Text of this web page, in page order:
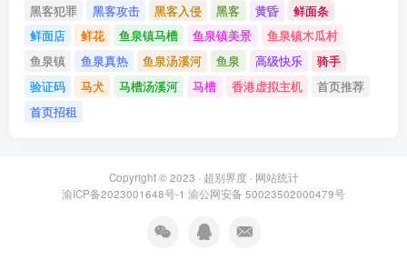
黑客犯罪 黑客攻击 黑客入侵 黑客 黄昏
鲜面条
鲜面店
鲜花 鱼泉镇马槽 鱼泉镇美景
鱼泉镇木瓜村
鱼泉镇
鱼泉真热 鱼泉汤溪河 鱼泉 高级快乐
骑手
验证码
马犬 马槽汤溪河 马槽 香港虚拟主机
首页推荐
首页招租
Copyright © 2023 · 超别界度· 网站统计
渝ICP备2023001648号-1 渝公网安备 50023502000479号